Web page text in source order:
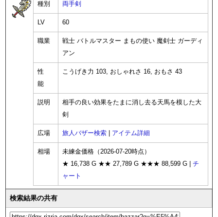
種別 両手剣
LV 60
職業
戦士 バトルマスター まもの使い 魔剣士 ガーディ
アン
性
能
こうげき力 103, おしゃれさ 16, おもさ 43
説明
相手の良い効果をたまに消し去る天馬を模した大
剣
広場 旅人バザー検索 アイテム詳細
相場
未練金価格（2026-07-20時点）
★ 16,738 G ★★ 27,789 G ★★★ 88,599 G | チ
ャート
検索結果の共有